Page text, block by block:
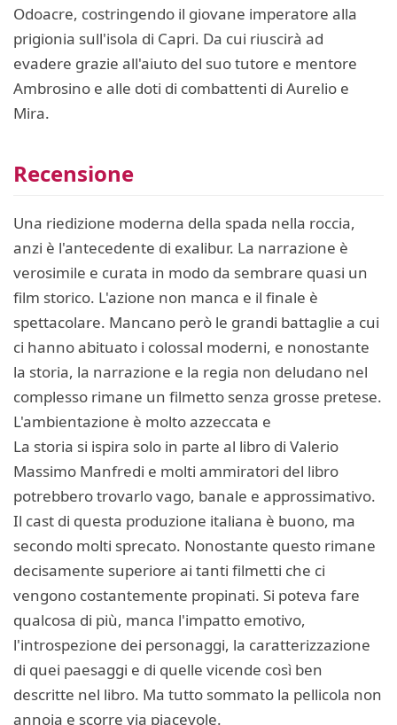
Odoacre, costringendo il giovane imperatore alla
prigionia sull'isola di Capri. Da cui riuscirà ad
evadere grazie all'aiuto del suo tutore e mentore
Ambrosino e alle doti di combattenti di Aurelio e
Mira.
Recensione
Una riedizione moderna della spada nella roccia,
anzi è l'antecedente di exalibur. La narrazione è
verosimile e curata in modo da sembrare quasi un
film storico. L'azione non manca e il finale è
spettacolare. Mancano però le grandi battaglie a cui
ci hanno abituato i colossal moderni, e nonostante
la storia, la narrazione e la regia non deludano nel
complesso rimane un filmetto senza grosse pretese.
L'ambientazione è molto azzeccata e
La storia si ispira solo in parte al libro di Valerio
Massimo Manfredi e molti ammiratori del libro
potrebbero trovarlo vago, banale e approssimativo.
Il cast di questa produzione italiana è buono, ma
secondo molti sprecato. Nonostante questo rimane
decisamente superiore ai tanti filmetti che ci
vengono costantemente propinati. Si poteva fare
qualcosa di più, manca l'impatto emotivo,
l'introspezione dei personaggi, la caratterizzazione
di quei paesaggi e di quelle vicende così ben
descritte nel libro. Ma tutto sommato la pellicola non
annoia e scorre via piacevole.